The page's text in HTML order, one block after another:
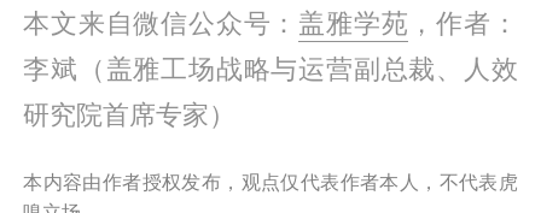
本文来自微信公众号： 盖雅学苑 ，作者：
李斌（ 盖雅工场战略与运营副总裁、人效
研究院首席专家）
本内容由作者授权发布，观点仅代表作者本人，不代表虎